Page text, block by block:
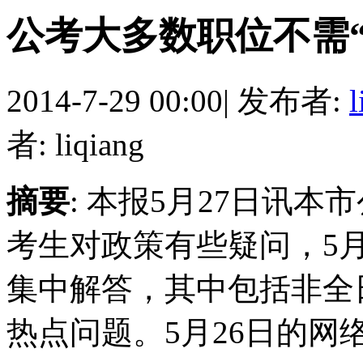
公考大多数职位不需
2014-7-29 00:00| 发布者:
者: liqiang
摘要: 本报5月27日讯本
考生对政策有些疑问，5
集中解答，其中包括非
热点问题。5月26日的网